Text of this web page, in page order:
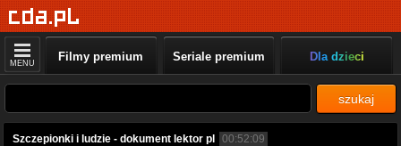
MENU Filmy premium Seriale premium Dla dzieci
szukaj
Szczepionki i ludzie - dokument lektor pl 00:52:09